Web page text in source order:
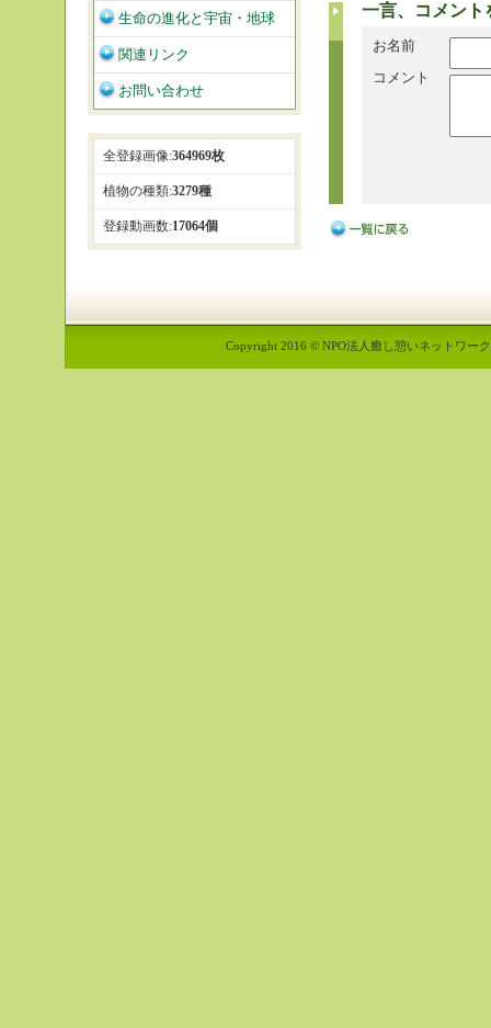
一言、コメント
お名前
コメント
生命の進化と宇宙・地球
関連リンク
お問い合わせ
全登録画像:364969枚
植物の種類:3279種
登録動画数:17064個
Copyright 2016 © NPO法人癒し憩いネットワー